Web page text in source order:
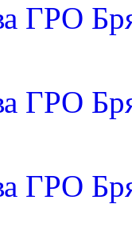
ГРО
ГРО
ГРО